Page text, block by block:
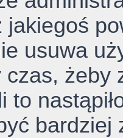
jakiegoś
usuwa
czas,
to